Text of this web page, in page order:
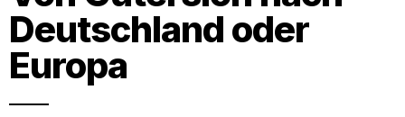
Deutschland oder
Europa